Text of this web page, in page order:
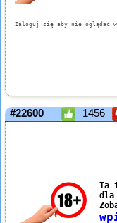
#22600 1456